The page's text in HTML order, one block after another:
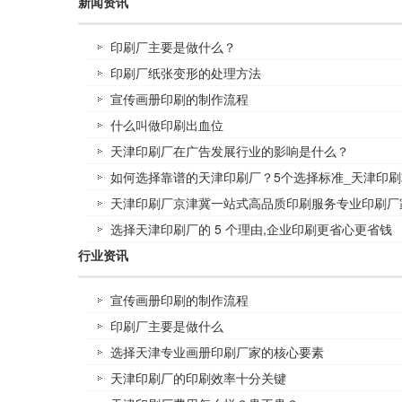
新闻资讯
印刷厂主要是做什么？
印刷厂纸张变形的处理方法
宣传画册印刷的制作流程
什么叫做印刷出血位
天津印刷厂在广告发展行业的影响是什么？
如何选择靠谱的天津印刷厂？5个选择标准_天津印
天津印刷厂京津冀一站式高品质印刷服务专业印刷
选择天津印刷厂的 5 个理由,企业印刷更省心更省钱
行业资讯
宣传画册印刷的制作流程
印刷厂主要是做什么
选择天津专业画册印刷厂家的核心要素
天津印刷厂的印刷效率十分关键